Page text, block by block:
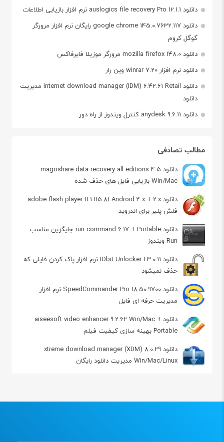
دانلود auslogics file recovery Pro 12.1.1 نرم افزار بازیابی اطلاعات
دانلود google chrome 145.0.7632.117 رایگان نرم افزار مرورگر
گوگل کروم
دانلود mozilla firefox 148.0 مرورگر موزیلا فایرفاکس
دانلود نرم افزار winrar 7.20 وین رار
دانلود internet download manager (IDM) 6.42.61 Retail مدیریت
دانلود
دانلود anydesk 9.6.11 کنترل ویندوز از راه دور
مطالب تصادفی
دانلود magoshare data recovery all editions 4.5
Win/Mac بازیابی فایل های حذف شده
دانلود adobe flash player 11.1.115.81 Android 4.x + 2.x
فلش پلیر برای اندروید
دانلود run command 6.17 + Portable جایگزین مناسب
Run ویندوز
دانلود IObit Unlocker 1.3.0.11 نرم افزار پاک کردن فایلی که
حذف نمیشود
دانلود SpeedCommander Pro 18.50.9700 نرم افزار
مدیریت حرفه ای فایل
دانلود aiseesoft video enhancer 9.2.62 Win/Mac +
Portable بهینه سازی کیفیت فیلم
دانلود xtreme download manager (XDM) 8.0.29
Win/Mac/Linux مدیریت دانلود رایگان